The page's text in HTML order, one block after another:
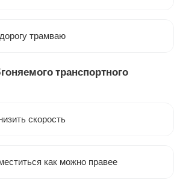
трамваю
транспортного
скорость
как можно правее